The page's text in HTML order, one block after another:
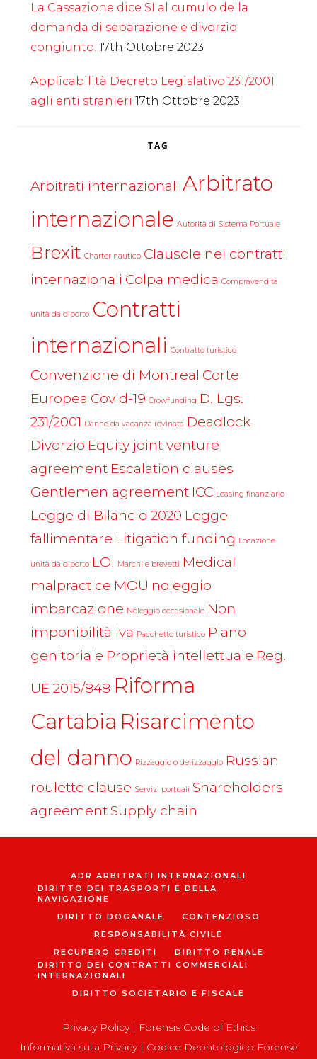
La Cassazione dice SI al cumulo della
domanda di separazione e divorzio
congiunto. 17th Ottobre 2023
Applicabilità Decreto Legislativo 231/2001
agli enti stranieri 17th Ottobre 2023
TAG
Arbitrati internazionali Arbitrato
internazionale Autorità di Sistema Portuale
Brexit Charter nautico Clausole nei contratti
internazionali Colpa medica Compravendita
unità da diporto Contratti
internazionali Contratto turistico
Convenzione di Montreal Corte
Europea Covid-19 Crowfunding D. Lgs.
231/2001 Danno da vacanza rovinata Deadlock
Divorzio Equity joint venture
agreement Escalation clauses
Gentlemen agreement ICC Leasing finanziario
Legge di Bilancio 2020 Legge
fallimentare Litigation funding Locazione
unità da diporto LOI Marchi e brevetti Medical
malpractice MOU noleggio
imbarcazione Noleggio occasionale Non
imponibilità iva Pacchetto turistico Piano
genitoriale Proprietà intellettuale Reg.
UE 2015/848 Riforma
Cartabia Risarcimento
del danno Rizzaggio o derizzaggio Russian
roulette clause Servizi portuali Shareholders
agreementSupply chain
ADR ARBITRATI INTERNAZIONALI
DIRITTO DEI TRASPORTI E DELLA
NAVIGAZIONE
DIRITTO DOGANALE
CONTENZIOSO
RESPONSABILITÀ CIVILE
RECUPERO CREDITI
DIRITTO PENALE
DIRITTO DEI CONTRATTI COMMERCIALI
INTERNAZIONALI
DIRITTO SOCIETARIO E FISCALE
Privacy Policy| Forensis Code of Ethics
Informativa sulla Privacy| Codice Deontologico Forense